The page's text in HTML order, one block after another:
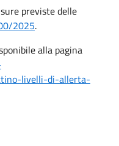
previste delle
/2025.
alla pagina
livelli-di-allerta-